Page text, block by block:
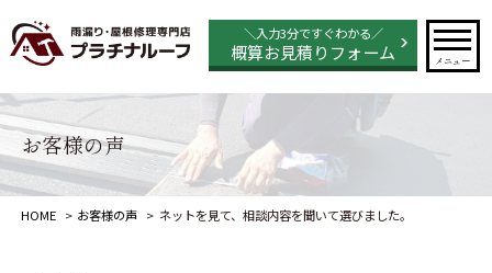
＼入力3分ですぐわかる／
概算お見積りフォーム メニュー
お客様の声
HOME お客様の声 ネットを見て、相談内容を聞いて選びました。